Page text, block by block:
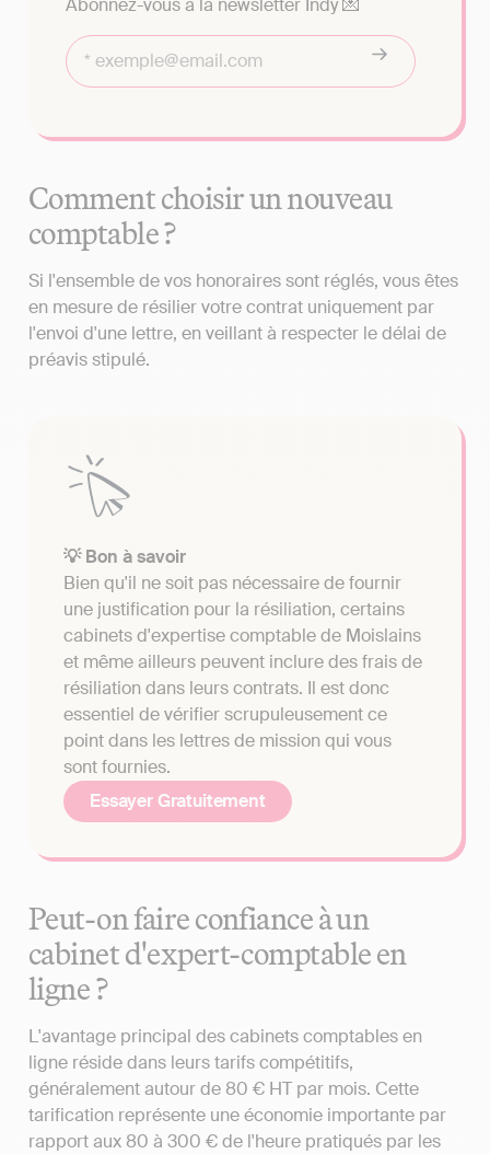
Abonnez-vous à la newsletter Indy 💌
Comment choisir un nouveau
comptable ?
Si l'ensemble de vos honoraires sont réglés, vous êtes
en mesure de résilier votre contrat uniquement par
l'envoi d'une lettre, en veillant à respecter le délai de
préavis stipulé.
💡 Bon à savoir
Bien qu'il ne soit pas nécessaire de fournir
une justification pour la résiliation, certains
cabinets d'expertise comptable de Moislains
et même ailleurs peuvent inclure des frais de
résiliation dans leurs contrats. Il est donc
essentiel de vérifier scrupuleusement ce
point dans les lettres de mission qui vous
sont fournies.
Essayer Gratuitement
Peut-on faire confiance à un
cabinet d'expert-comptable en
ligne ?
L'avantage principal des cabinets comptables en
ligne réside dans leurs tarifs compétitifs,
généralement autour de 80 € HT par mois. Cette
tarification représente une économie importante par
rapport aux 80 à 300 € de l'heure pratiqués par les